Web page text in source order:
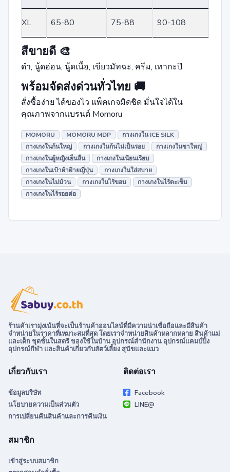
XL 65-80 75-88 90-108
สีขายดี 🎨
ดำ, นู้ดอ่อน, นู้ดเนื้อ, เขียวมัทฉะ, ครีม, เทากะปิ
พร้อมจัดส่งด่วนทั่วไทย 🚚
สั่งซื้อง่าย ได้ของไว แพ็คเกจมิดชิด มั่นใจได้ใน
คุณภาพจากแบรนด์ Momoru
MOMORU MOMORU MDP
กางเกงใน ICE SILK
กางเกงในก้นใหญ่
กางเกงในก้นไม่เป็นรอย
กางเกงในขาใหญ่
กางเกงในผู้หญิงเย็นลื่น
กางเกงในเนียนเรียบ
กางเกงในเป้าผ้าฝ้ายญี่ปุ่น
กางเกงในใส่สบาย
กางเกงในไม่ม้วน
กางเกงในไร้ขอบ
กางเกงในไร้ตะเข็บ
กางเกงในไร้รอยต่อ
ร้านค้าเรามุ่งเน้นที่จะเป็นร้านค้าออนไลน์ที่มีความน่าเชื่อถือและมีสินค้า
จำหน่ายในราคาที่เหมาะสมที่สุด โดยเราจำหน่ายสินค้าหลากหลาย สินค้าแม่
และเด็ก ชุดชั้นในสตรี ของใช้ในบ้าน อุปกรณ์สำนักงาน อุปกรณ์แคมป์ปิ้ง
อุปกรณ์กีฬา และสินค้าเกี่ยวกับสัตว์เลี้ยง สุนัขและแมว
เกี่ยวกับเรา
ข้อมูลบริษัท
นโยบายความเป็นส่วนตัว
การเปลี่ยนคืนสินค้าและการคืนเงิน
ติดต่อเรา
Facebook
LINE@
สมาชิก
เข้าสู่ระบบสมาชิก